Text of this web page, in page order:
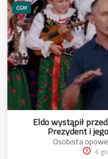
CGM
Eldo wystąpił
Prezydent i
Osobista
6